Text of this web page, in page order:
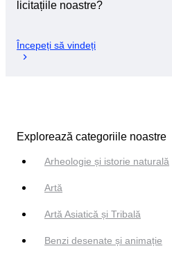
licitațiile noastre?
Începeți să vindeți
Explorează categoriile noastre
Arheologie și istorie naturală
Artă
Artă Asiatică și Tribală
Benzi desenate și animație